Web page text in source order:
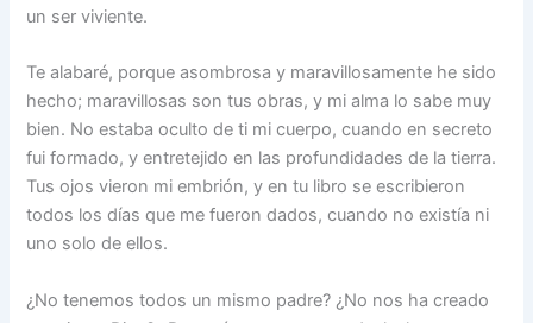
un ser viviente.
Te alabaré, porque asombrosa y maravillosamente he sido
hecho; maravillosas son tus obras, y mi alma lo sabe muy
bien. No estaba oculto de ti mi cuerpo, cuando en secreto
fui formado, y entretejido en las profundidades de la tierra.
Tus ojos vieron mi embrión, y en tu libro se escribieron
todos los días que me fueron dados, cuando no existía ni
uno solo de ellos.
¿No tenemos todos un mismo padre? ¿No nos ha creado